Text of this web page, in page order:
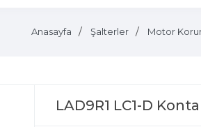
Anasayfa Şalterler Motor
LAD9R1 LC1-D